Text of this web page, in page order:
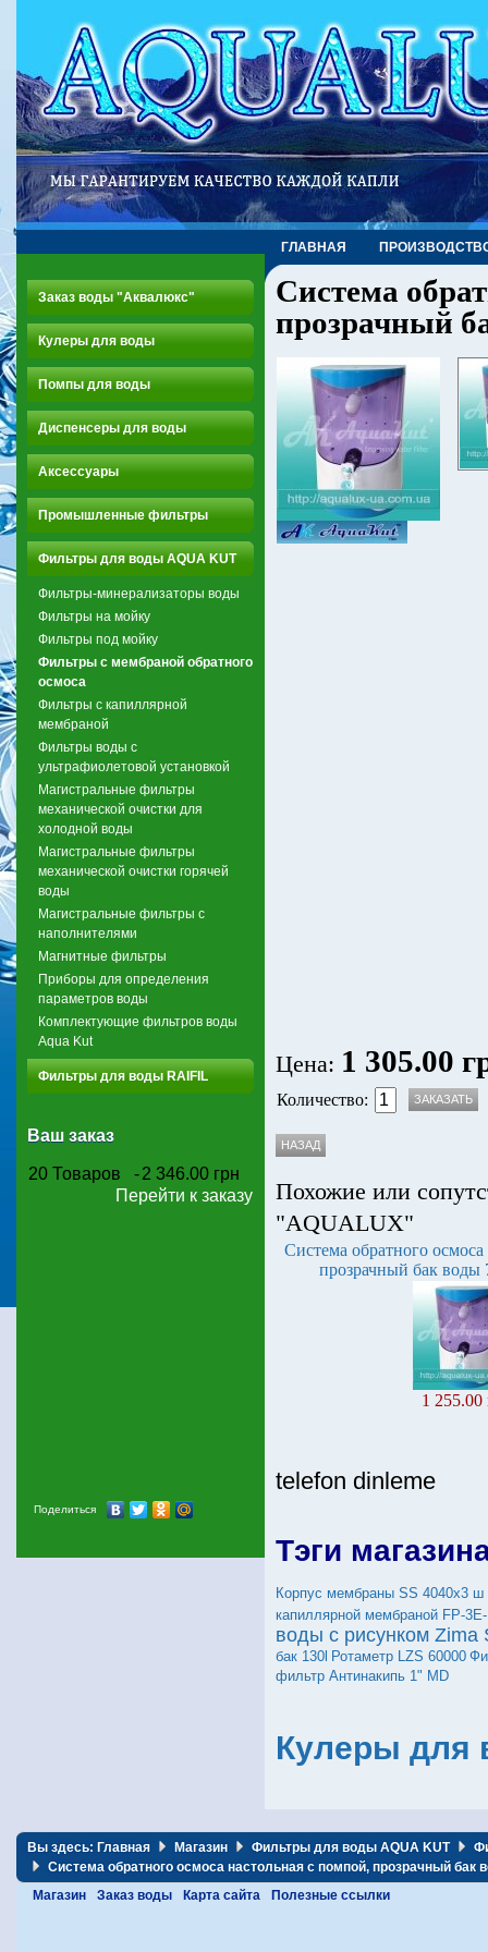
ГЛАВНАЯ
Заказ воды "Аквалюкс"
Кулеры для воды
Помпы для воды
Диспенсеры для воды
Аксессуары
Промышленные фильтры
Фильтры для воды AQUA KUT
Фильтры-минерализаторы воды
Фильтры на мойку
Фильтры под мойку
Фильтры с мембраной обратного
осмоса
Фильтры с капиллярной
мембраной
Фильтры воды с
ультрафиолетовой установкой
Магистральные фильтры
механической очистки для
холодной воды
Магистральные фильтры
механической очистки горячей
воды
Магистральные фильтры с
наполнителями
Магнитные фильтры
Приборы для определения
параметров воды
Комплектующие фильтров воды
Aqua Kut
Фильтры для воды RAIFIL
Ваш заказ
20 Товаров -2 346.00 грн
Перейти к заказу
Поделиться
Система
прозрачный
Цена: 1 305.00
Количество:
Похожие или
"AQUALUX"
Система обратного
прозрачный бак воды
1 255.00
telefon dinleme
Тэги
Корпус мембраны SS 4040х3 ш
капиллярной мембраной FP-
воды с рисунком Zima
бак 130l Ротаметр LZS 60000
фильтр Антинакипь 1" MD
Кулеры для
Вы здесь: Главная Магазин Фильтры для воды AQUA KUT
Система обратного осмоса настольная с помпой, прозрачный бак
Магазин
Заказ воды Карта сайта Полезные ссылки